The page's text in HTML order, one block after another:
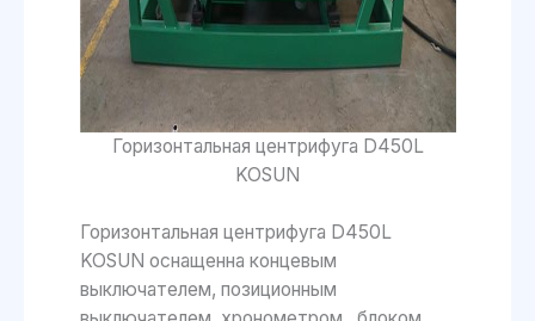
Горизонтальная центрифуга D450L
KOSUN
Горизонтальная центрифуга D450L
KOSUN оснащенна концевым
выключателем, позиционным